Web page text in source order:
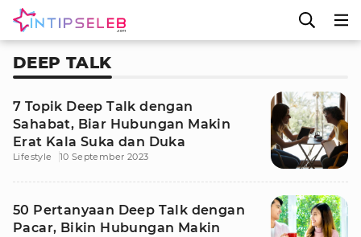
DEEP TALK
7 Topik Deep Talk dengan
Sahabat, Biar Hubungan Makin
Erat Kala Suka dan Duka
Lifestyle 10 September 2023
50 Pertanyaan Deep Talk dengan
Pacar, Bikin Hubungan Makin